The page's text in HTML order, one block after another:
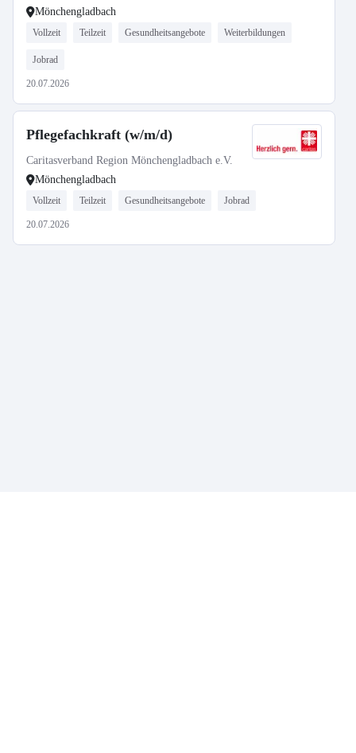
Mönchengladbach
Vollzeit Teilzeit Gesundheitsangebote Weiterbildungen
Jobrad
20.07.2026
Pflegefachkraft (w/m/d)
Caritasverband Region Mönchengladbach e.V.
Mönchengladbach
Vollzeit Teilzeit Gesundheitsangebote Jobrad
20.07.2026